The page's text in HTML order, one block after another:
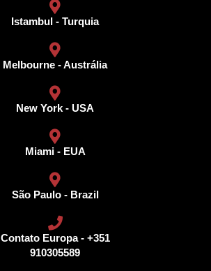
Istambul - Turquia
Melbourne - Austrália
New York - USA
Miami - EUA
São Paulo - Brazil
Contato Europa - +351
910305589